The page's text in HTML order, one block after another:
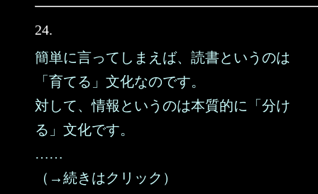
24.
簡単に言ってしまえば、読書というのは
「育てる」文化なのです。
対して、情報というのは本質的に「分け
る」文化です。
……
（→続きはクリック）